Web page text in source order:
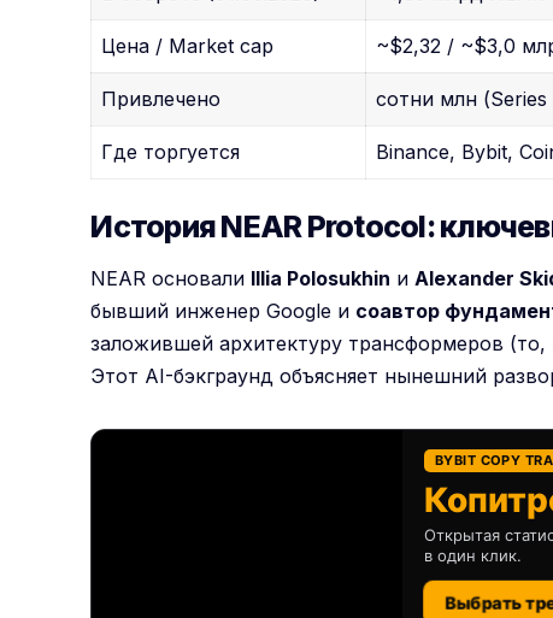
Цена / Market cap ~$2,32 / ~$3,0
Привлечено сотни млн (Series
Где торгуется Binance, Bybit,
История NEAR Protocol:
NEAR основали Illia Polosukhin иAlexander
бывший инженер Google и соавтор
заложившей архитектуру трансформеров
Этот AI-бэкграунд объясняет нынешний
BYBIT COPY
Открытая
в один клик.
Выбрать